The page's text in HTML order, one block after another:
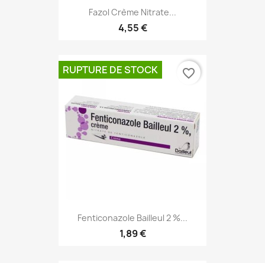
Fazol Crème Nitrate...
4,55 €
Fenticonazole Bailleul 2 %...
1,89 €
RUPTURE DE STOCK favorite_border